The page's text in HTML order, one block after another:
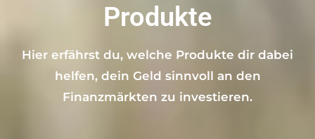
Produkte
Hier erfährst du, welche Produkte dir dabei
helfen, dein Geld sinnvoll an den
Finanzmärkten zu investieren.